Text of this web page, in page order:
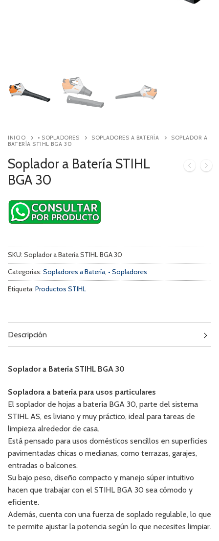
INICIO • SOPLADORES SOPLADORES A BATERÍA
SOPLADOR A
BATERÍA STIHL BGA 30
Soplador a Batería STIHL
BGA 30
SKU: Soplador a Batería STIHL BGA 30
Categorías: Sopladores a Batería, • Sopladores
Etiqueta: Productos STIHL
Descripción
Soplador a Batería STIHL BGA 30
Sopladora a batería para usos particulares
El soplador de hojas a batería BGA 30, parte del sistema
STIHL AS, es liviano y muy práctico, ideal para tareas de
limpieza alrededor de casa.
Está pensado para usos domésticos sencillos en superficies
pavimentadas chicas o medianas, como terrazas, garajes,
entradas o balcones.
Su bajo peso, diseño compacto y manejo súper intuitivo
hacen que trabajar con el STIHL BGA 30 sea cómodo y
eficiente.
Además, cuenta con una fuerza de soplado regulable, lo que
te permite ajustar la potencia según lo que necesites limpiar.